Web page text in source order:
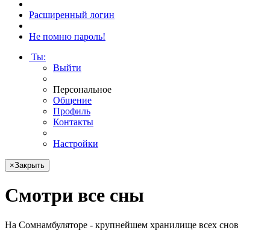
Расширенный логин
Не помню пароль!
Ты:
Выйти
Персональное
Общение
Профиль
Контакты
Настройки
×Закрыть
Смотри все сны
На Сомнамбуляторе - крупнейшем хранилище всех снов